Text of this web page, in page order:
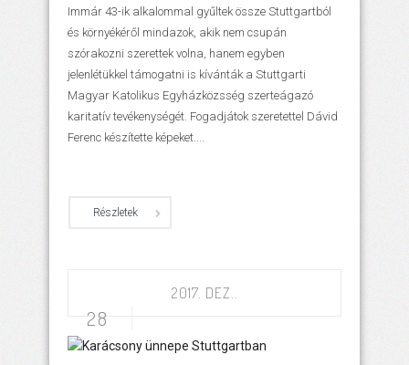
Immár 43-ik alkalommal gyűltek össze Stuttgartból
és környékéről mindazok, akik nem csupán
szórakozni szerettek volna, hanem egyben
jelenlétükkel támogatni is kívánták a Stuttgarti
Magyar Katolikus Egyházközsség szerteágazó
karitatív tevékenységét. Fogadjátok szeretettel Dávid
Ferenc készítette képeket....
Részletek
2017. DEZ..
28